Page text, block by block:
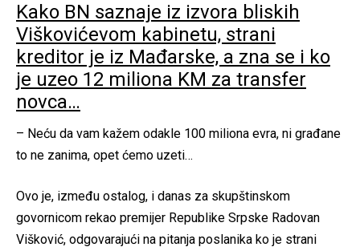
Kako BN saznaje iz izvora bliskih
Viškovićevom kabinetu, strani
kreditor je iz Mađarske, a zna se i ko
je uzeo 12 miliona KM za transfer
novca…
– Neću da vam kažem odakle 100 miliona evra, ni građane
to ne zanima, opet ćemo uzeti…
Ovo je, između ostalog, i danas za skupštinskom
govornicom rekao premijer Republike Srpske Radovan
Višković, odgovarajući na pitanja poslanika ko je strani